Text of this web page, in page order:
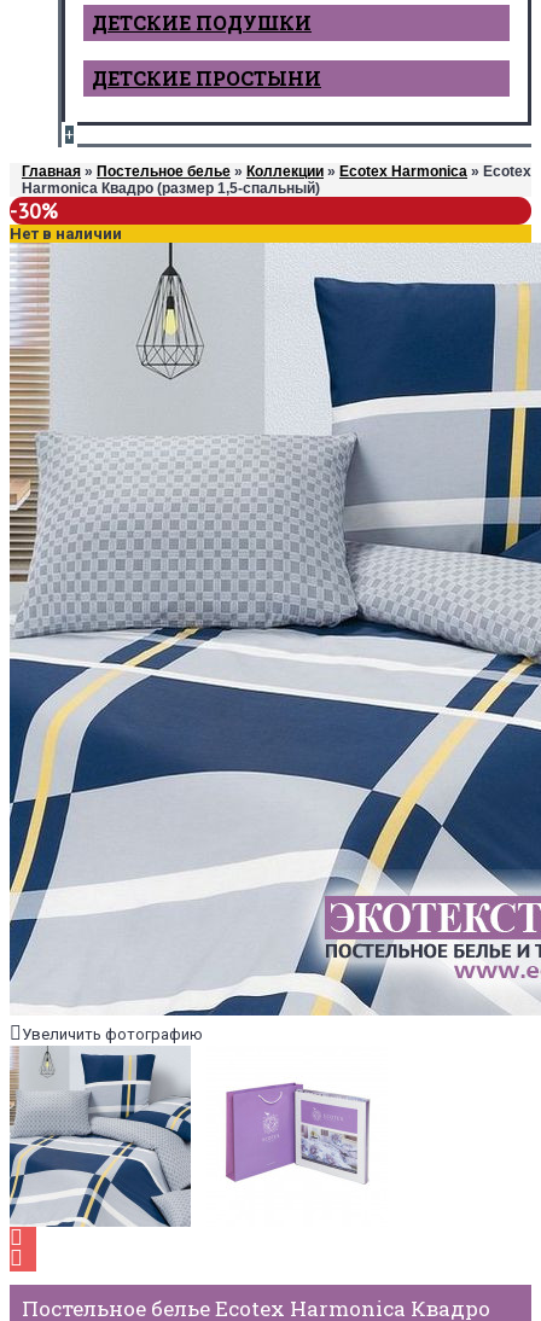
ДЕТСКИЕ ПОДУШКИ
ДЕТСКИЕ ПРОСТЫНИ
+
Главная » Постельное белье » Коллекции » Ecotex Harmonica » Ecotex
Harmonica Квадро (размер 1,5-спальный)
-30%
Нет в наличии
Увеличить фотографию
Постельное белье Ecotex Harmonica Квадро